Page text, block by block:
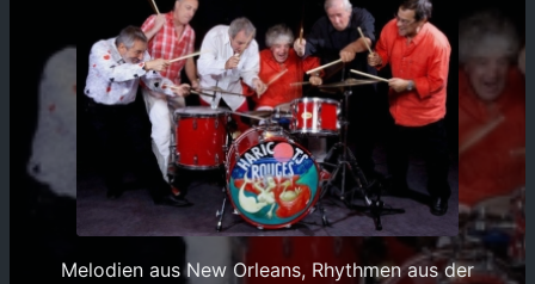
Melodien aus New Orleans, Rhythmen aus der